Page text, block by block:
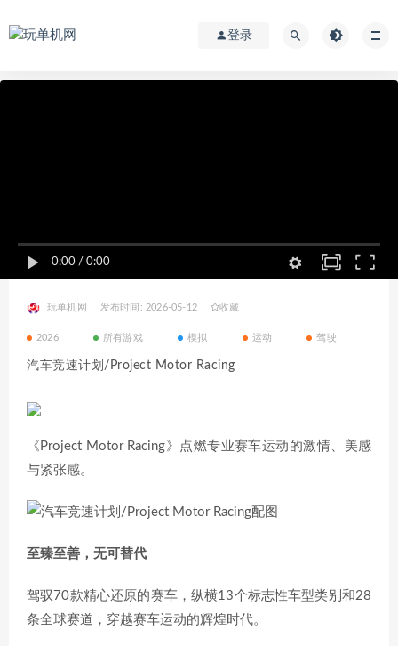
登录
0:00 / 0:00
玩单机网 发布时间: 2026-05-12 收藏
2026 所有游戏 模拟 运动 驾驶
汽车竞速计划/Project Motor Racing
《Project Motor Racing》点燃专业赛车运动的激情、美感
与紧张感。
至臻至善，无可替代
驾驭70款精心还原的赛车，纵横13个标志性车型类别和28
条全球赛道，穿越赛车运动的辉煌时代。